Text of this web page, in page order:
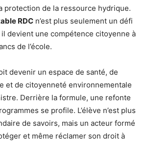
protection de la ressource hydrique.
RDC n’est plus seulement un défi
devient une compétence citoyenne à
de l’école.
devenir un espace de santé, de
et de citoyenneté environnementale
Derrière la formule, une refonte
se profile. L’élève n’est plus
de savoirs, mais un acteur formé
et même réclamer son droit à